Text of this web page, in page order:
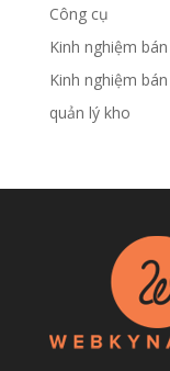
Công cụ
Kinh nghiệm
Kinh nghiệm
quản lý kho